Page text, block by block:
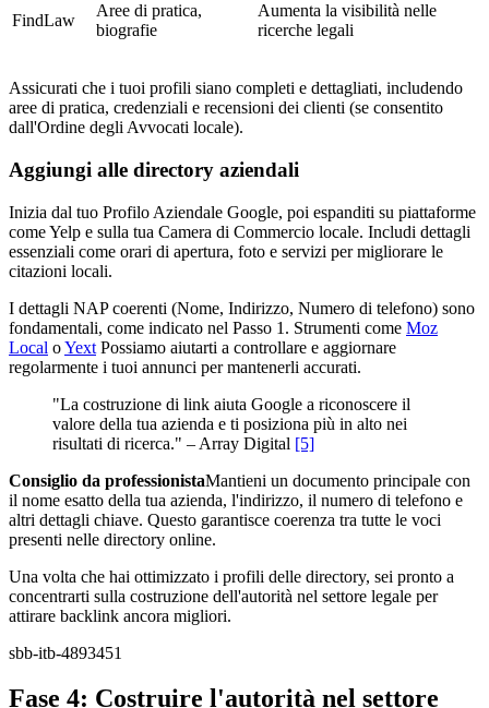
FindLaw
Aree di pratica,
biografie
Aumenta la visibilità nelle
ricerche legali
Assicurati che i tuoi profili siano completi e dettagliati, includendo
aree di pratica, credenziali e recensioni dei clienti (se consentito
dall'Ordine degli Avvocati locale).
Aggiungi alle directory aziendali
Inizia dal tuo Profilo Aziendale Google, poi espanditi su piattaforme
come Yelp e sulla tua Camera di Commercio locale. Includi dettagli
essenziali come orari di apertura, foto e servizi per migliorare le
citazioni locali.
I dettagli NAP coerenti (Nome, Indirizzo, Numero di telefono) sono
fondamentali, come indicato nel Passo 1. Strumenti come Moz
Local oYext Possiamo aiutarti a controllare e aggiornare
regolarmente i tuoi annunci per mantenerli accurati.
"La costruzione di link aiuta Google a riconoscere il
valore della tua azienda e ti posiziona più in alto nei
risultati di ricerca." – Array Digital [5]
Consiglio da professionistaMantieni un documento principale con
il nome esatto della tua azienda, l'indirizzo, il numero di telefono e
altri dettagli chiave. Questo garantisce coerenza tra tutte le voci
presenti nelle directory online.
Una volta che hai ottimizzato i profili delle directory, sei pronto a
concentrarti sulla costruzione dell'autorità nel settore legale per
attirare backlink ancora migliori.
sbb-itb-4893451
Fase 4: Costruire l'autorità nel settore